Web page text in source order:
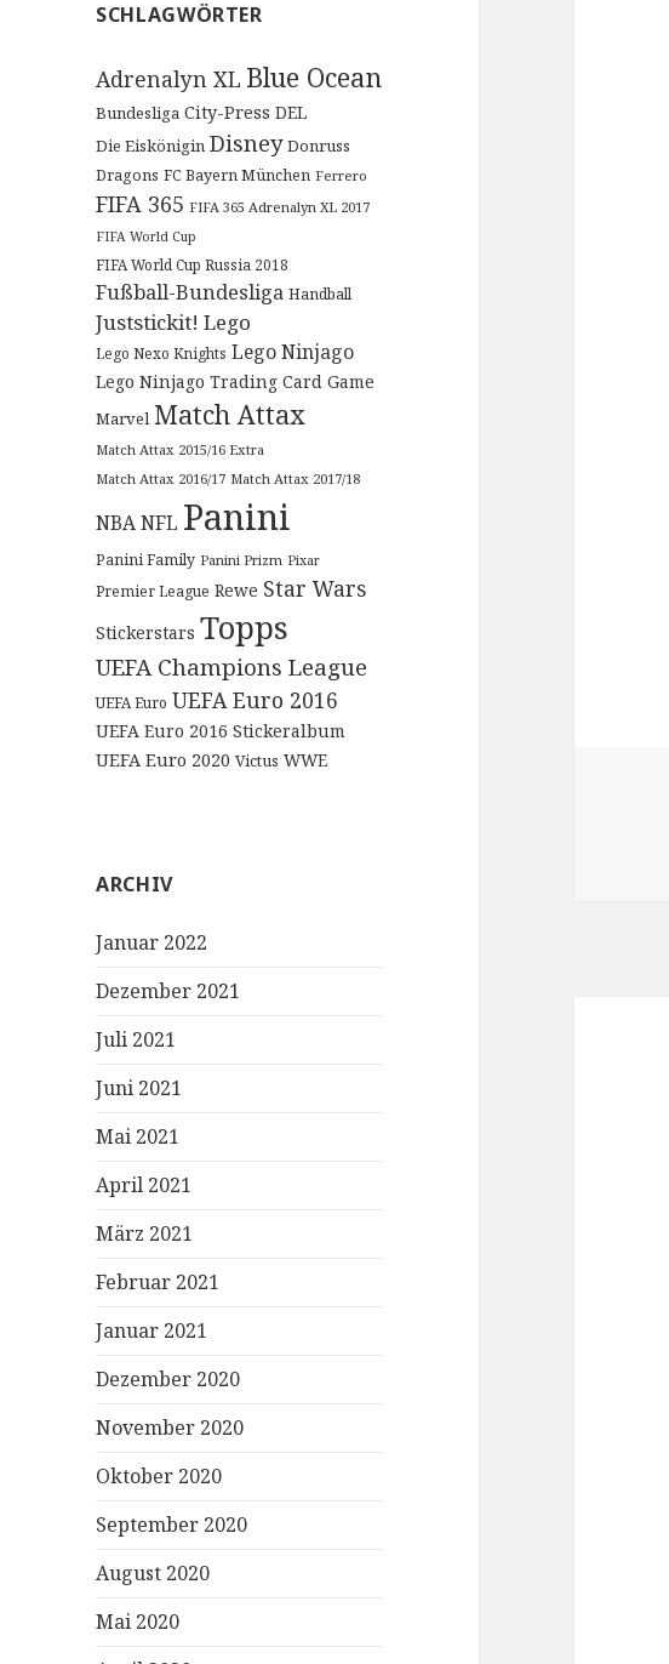
SCHLAGWÖRTER
Adrenalyn XL Blue Ocean
Bundesliga City-Press DEL
Die Eiskönigin Disney Donruss
Dragons FC Bayern München Ferrero
FIFA 365 FIFA 365 Adrenalyn XL 2017
FIFA World Cup
FIFA World Cup Russia 2018
Fußball-Bundesliga Handball
Juststickit! Lego
Lego Nexo Knights Lego Ninjago
Lego Ninjago Trading Card Game
Marvel Match Attax
Match Attax 2015/16 Extra
Match Attax 2016/17 Match Attax 2017/18
NBANFL Panini
Panini Family Panini Prizm Pixar
Premier League Rewe Star Wars
Stickerstars Topps
UEFA Champions League
UEFA Euro UEFA Euro 2016
UEFA Euro 2016 Stickeralbum
UEFA Euro 2020 Victus WWE
ARCHIV
Januar 2022
Dezember 2021
Juli 2021
Juni 2021
Mai 2021
April 2021
März 2021
Februar 2021
Januar 2021
Dezember 2020
November 2020
Oktober 2020
September 2020
August 2020
Mai 2020